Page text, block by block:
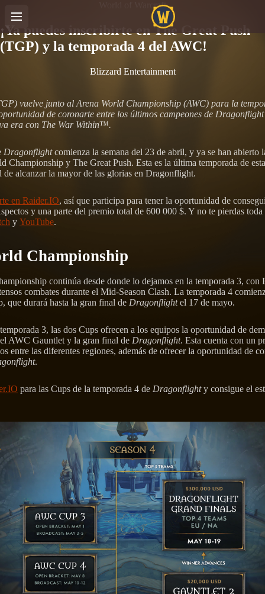
World of Warcraft
¡Ya puedes inscribirte en The Great Push
(TGP) y la temporada 4 del AWC!
Blizzard Entertainment
vuelve junto al Arena World Championship (AWC) para la
de coronarte entre los últimos campeones de Dragonflight
era con The War Within™.
Dragonflightcomienza la semana del 23 de abril, y ya se han abierto
Championship y The Great Push. Esta es la última temporada de
alcanzar la mayor de las glorias en Dragonflight.
en Raider.IO, así que participa para tener la oportunidad de
y una parte del premio total de 600 000 $. Y no te pierdas
y YouTube.
Championship
continúa desde donde lo dejamos en la temporada 3,
combates durante el Mid-Season Clash. La temporada 4
que durará hasta la gran final de Dragonflightel 17 de mayo.
3, las dos Cups ofrecen a los equipos la oportunidad de
AWC Gauntlet y la gran final de Dragonflight. Esta cuenta con un
entre las diferentes regiones, además de ofrecer la oportunidad de
.
para las Cups de la temporada 4 de Dragonflighty consigue el